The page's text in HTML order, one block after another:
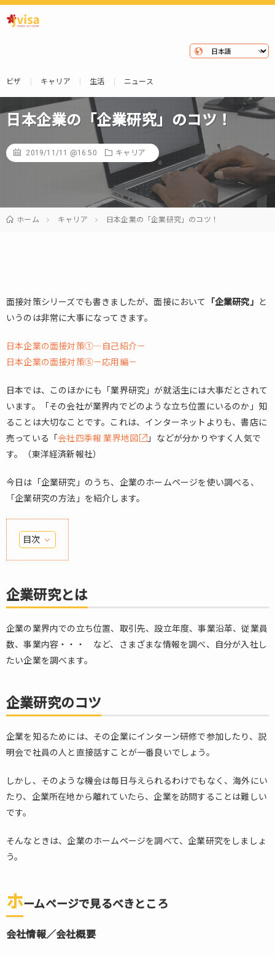
ビザ キャリア 生活 ニュース
日本企業の「企業研究」のコツ！
2019/11/11 @16:50 キャリア
ホーム キャリア 日本企業の「企業研究」のコツ！
面接対策シリーズでも書きましたが、面接において 「企業研究」
と
いうのは非常に大事になってきます。
日本企業の面接対策①―自己紹介－
日本企業の面接対策⑤－応用編－
日本では、このほかにも「業界研究」が就活生には大事だとされて
います。「その会社が業界内でどのような立ち位置にいるのか」知
ることは大切なことです。これは、インターネットよりも、書店に
売っている「 会社四季報 業界地図
」などが分かりやすく人気で
す。（東洋経済新報社）
今日は「企業研究」のうち、企業のホームページを使い調べる、
「企業研究の方法」を紹介します。
目次
1.
業
研
と
は
2.
研
究
コ
ツ
ホー
ムペ
るべ
報／会
2.2.
企業研究とは
企業の業界内での立ち位置、取引先、設立年度、事業沿革、従業員
数、事業内容・・・ など、さまざまな情報を調べ、自分が入社し
たい企業を調べます。
企業研究のコツ
企業を知るためには、その企業にインターン研修で参加したり、説
明会で社員の人と直接話すことが一番良いでしょう。
しかし、そのような機会は毎日与えられるわけでもなく、海外にい
たり、企業所在地から離れていたら、企業を訪問することは難しい
です。
そんなときは、企業のホームページを調べて、企業研究をしましょ
う。
ホームページで見るべきところ
会社情報／会社概要